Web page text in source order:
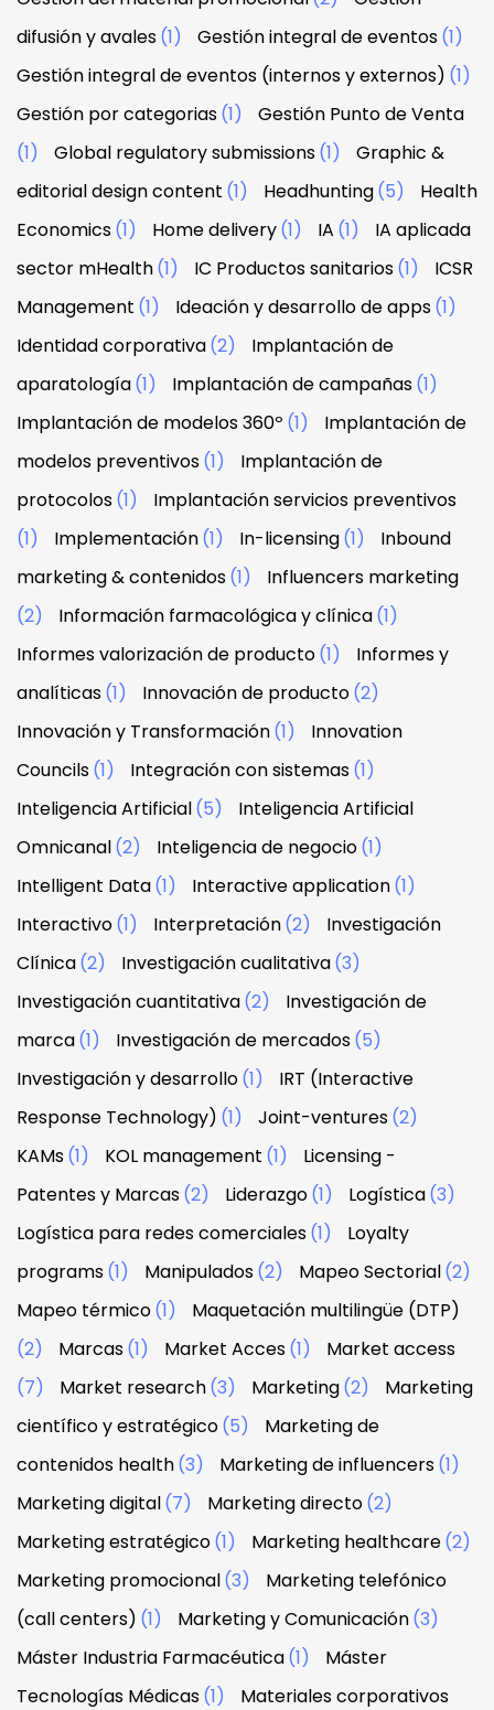
difusión y avales(1) Gestión integral de eventos(1)
Gestión integral de eventos (internos y externos) (1)
Gestión por categorias(1)
Gestión Punto de Venta
(1)
Global regulatory submissions(1)
Graphic &
editorial design content (1) Headhunting(5)
Health
Economics(1) Home delivery(1) IA (1)
IA aplicada
sector mHealth(1) IC Productos sanitarios(1)
ICSR
Management (1) Ideación y desarrollo de apps(1)
Identidad corporativa(2)
Implantación de
aparatología(1) Implantación de campañas(1)
Implantación de modelos 360º (1)
Implantación de
modelos preventivos(1)
Implantación de
protocolos(1)
Implantación servicios preventivos
(1)
Implementación(1) In-licensing(1)
Inbound
marketing & contenidos(1)
Influencers marketing
(2)
Información farmacológica y clínica(1)
Informes valorización de producto(1)
Informes y
analíticas(1) Innovación de producto(2)
Innovación y Transformación(1)
Innovation
Councils(1) Integración con sistemas(1)
Inteligencia Artificial(5)
Inteligencia Artificial
Omnicanal(2) Inteligencia de negocio(1)
Intelligent Data(1) Interactive application(1)
Interactivo(1) Interpretación(2)
Investigación
Clínica(2) Investigación cualitativa(3)
Investigación cuantitativa(2)
Investigación de
marca(1) Investigación de mercados(5)
Investigación y desarrollo(1)
IRT (Interactive
Response Technology) (1) Joint-ventures(2)
KAMs(1) KOL management (1)
Licensing -
Patentes y Marcas(2) Liderazgo(1) Logística(3)
Logística para redes comerciales(1)
Loyalty
programs(1) Manipulados(2) Mapeo Sectorial(2)
Mapeo térmico(1)
Maquetación multilingüe (DTP)
(2)
Marcas(1) Market Acces(1)
Market access
(7)
Market research(3) Marketing(2)
Marketing
científico y estratégico(5)
Marketing de
contenidos health(3) Marketing de influencers(1)
Marketing digital(7) Marketing directo(2)
Marketing estratégico(1) Marketing healthcare(2)
Marketing promocional(3)
Marketing telefónico
(call centers) (1) Marketing y Comunicación(3)
Máster Industria Farmacéutica(1)
Máster
Tecnologías Médicas(1)
Materiales corporativos